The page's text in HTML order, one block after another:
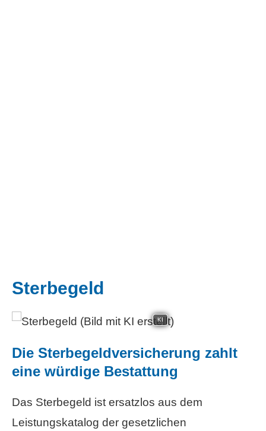
Ster­be­geld
KI
Die Ster­be­geldversicherung zahlt
eine würdige Bestattung
Das Ster­be­geld ist ersatzlos aus dem
Leistungskatalog der gesetzlichen